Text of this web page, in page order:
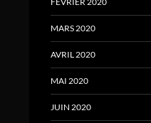
MARS 2020
AVRIL 2020
MAI 2020
JUIN 2020